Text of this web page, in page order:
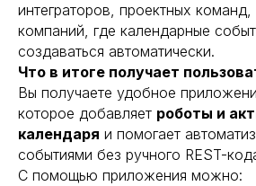
интеграторов, проектных
компаний, где календарные
создаваться автоматически.
Что в итоге получает
Вы получаете удобное
которое добавляет роботы и
календаря и помогает
событиями без ручного REST-
С помощью приложения можно: